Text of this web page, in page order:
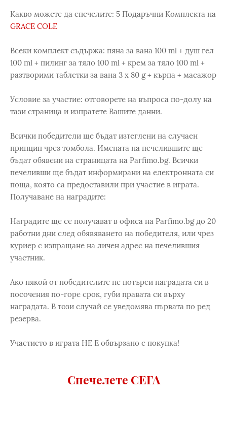
Какво можете да спечелите: 5 Подаръчни Комплекта на
GRACE COLE
Всеки комплект съдържа: пяна за вана 100 ml + душ гел
100 ml + пилинг за тяло 100 ml + крем за тяло 100 ml +
разтворими таблетки за вана 3 x 80 g + кърпа + масажор
Условие за участие: отговорете на въпроса по-долу на
тази страница и изпратете Вашите данни.
Всички победители ще бъдат изтеглени на случаен
принцип чрез томбола. Имената на печелившите ще
бъдат обявени на страницата на Parfimo.bg. Всички
печеливши ще бъдат информирани на електронната си
поща, която са предоставили при участие в играта.
Получаване на наградите:
Наградите ще се получават в офиса на Parfimo.bg до 20
работни дни след обявяването на победителя, или чрез
куриер с изпращане на личен адрес на печелившия
участник.
Ако някой от победителите не потърси наградата си в
посочения по-горе срок, губи правата си върху
наградата. В този случай се уведомява първата по ред
резерва.
Участието в играта НЕ Е обвързано с покупка!
Спечелете СЕГА